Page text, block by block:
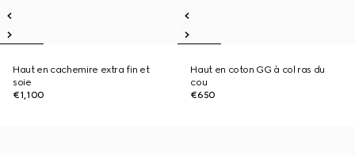
Haut en cachemire extra fin et
soie
€1,100
Haut en coton GG à col ras du
cou
€650